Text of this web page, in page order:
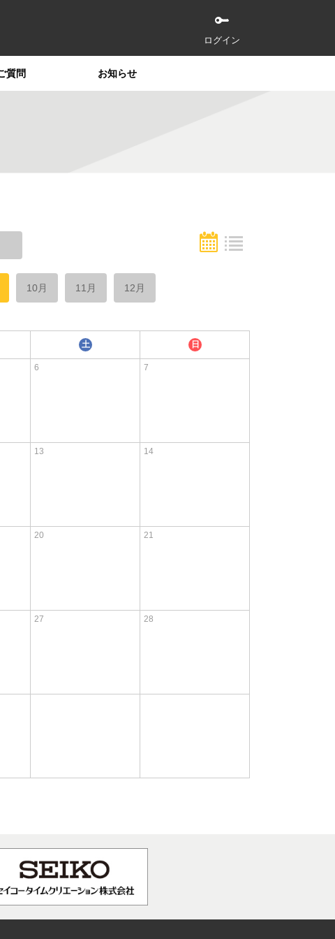
ログイン
質問 お知らせ
10月 11月 12月
土 日
6 7
13 14
20 21
27 28